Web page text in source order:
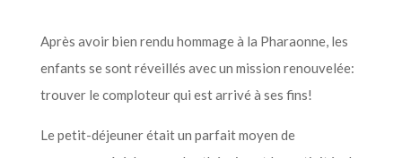
Après avoir bien rendu hommage à la Pharaonne, les
enfants se sont réveillés avec un mission renouvelée:
trouver le comploteur qui est arrivé à ses fins!
Le petit-déjeuner était un parfait moyen de